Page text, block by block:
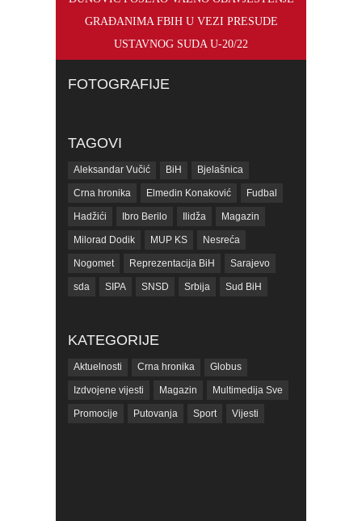
GRAĐANIMA FBIH U VEZI PRESUDE
USTAVNOG SUDA U-20/22
FOTOGRAFIJE
TAGOVI
Aleksandar Vučić BiH Bjelašnica
Crna hronika Elmedin Konaković Fudbal
Hadžići Ibro Berilo Ilidža Magazin
Milorad Dodik MUP KS Nesreća
Nogomet Reprezentacija BiH Sarajevo
sda SIPA SNSD Srbija Sud BiH
Tužilaštvo KS ubistvo
KATEGORIJE
Aktuelnosti Crna hronika Globus
Izdvojene vijesti Magazin Multimedija Sve
Promocije Putovanja Sport Vijesti